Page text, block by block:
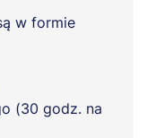
w formie
(30 godz. na